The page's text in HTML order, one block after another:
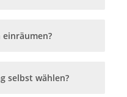
selbst wählen?